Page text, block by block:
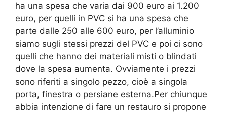
ha una spesa che varia dai 900 euro ai 1.200
euro, per quelli in PVC si ha una spesa che
parte dalle 250 alle 600 euro, per l’alluminio
siamo sugli stessi prezzi del PVC e poi ci sono
quelli che hanno dei materiali misti o blindati
dove la spesa aumenta. Ovviamente i prezzi
sono riferiti a singolo pezzo, cioè a singola
porta, finestra o persiane esterna.Per chiunque
abbia intenzione di fare un restauro si propone